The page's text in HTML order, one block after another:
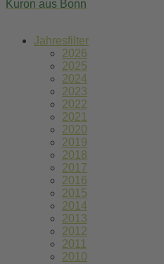
Kuron aus Bonn
Jahresfilter
2026
2025
2024
2023
2022
2021
2020
2019
2018
2017
2016
2015
2014
2013
2012
2011
2010